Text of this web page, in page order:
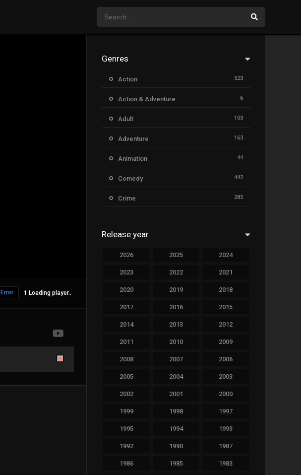
632 Views
Report Error
Genres
Action 523
Action & Adventure 6
Adult 103
Adventure 163
Animation 44
Comedy 442
Crime 285
Drama
Family
Mystery
Romance
Sci-Fi & Fantasy
Release year
2026 2025 2024
2023 2022 2021
2020 2019 2018
2017 2016 2015
2014 2013 2012
2011 2010 2009
2008 2007 2006
2005 2004 2003
2002 2001 2000
1999 1998 1997
1995 1994 1993
1992 1990 1987
1986 1985 1983